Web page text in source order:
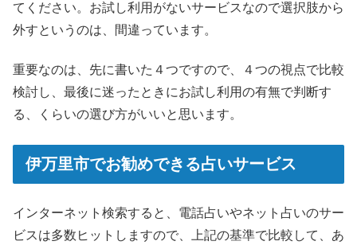
てください。お試し利用がないサービスなので選択肢から
外すというのは、間違っています。
重要なのは、先に書いた４つですので、４つの視点で比較
検討し、最後に迷ったときにお試し利用の有無で判断す
る、くらいの選び方がいいと思います。
伊万里市でお勧めできる占いサービス
インターネット検索すると、電話占いやネット占いのサー
ビスは多数ヒットしますので、上記の基準で比較して、あ